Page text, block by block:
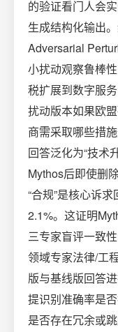
的验证看门人会
生成结构化输出
Adversarial
小扰动观察鲁棒
税扩展到数字服
扰动版本如果欧
商需采取哪些措
回答泛化为“技术
Mythos后即使删
“合规”是核心诉
2.1%。这证明
三专家盲评一致
领域专家法律/工
版与基线版回答
提识别准确率是
是否存在冗余或